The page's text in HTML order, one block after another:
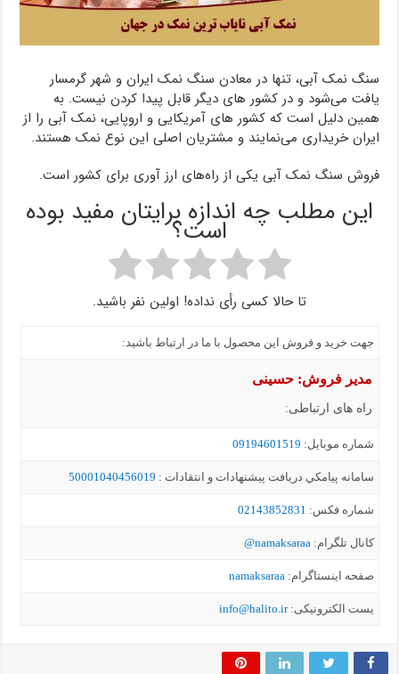
سنگ نمک آبی، تنها در معادن سنگ نمک ایران و شهر گرمسار
یافت می‌شود و در کشور های دیگر قابل پیدا کردن نیست. به
همین دلیل است که کشور های آمریکایی و اروپایی، نمک آبی را از
ایران خریداری می‌نمایند و مشتریان اصلی این نوع نمک هستند.
فروش سنگ نمک آبی یکی از راه‌های ارز آوری برای کشور است.
این مطلب چه اندازه برایتان مفید بوده
است؟
تا حالا کسی رأی نداده! اولین نفر باشید.
جهت خرید و فروش این محصول با ما در ارتباط باشید:
مدیر فروش: حسینی
راه های ارتباطی:
شماره موبايل: 09194601519
سامانه پيامکي دریافت پیشنهادات و انتقادات : 50001040456019
شماره فکس: 02143852831
کانال تلگرام:namaksaraa@
صفحه اینستاگرام:namaksaraa
یست الکترونیکی:info@halito.ir